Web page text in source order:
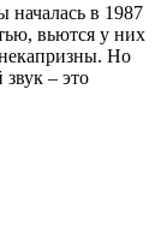
в 1987
вьются у них
Но
– это